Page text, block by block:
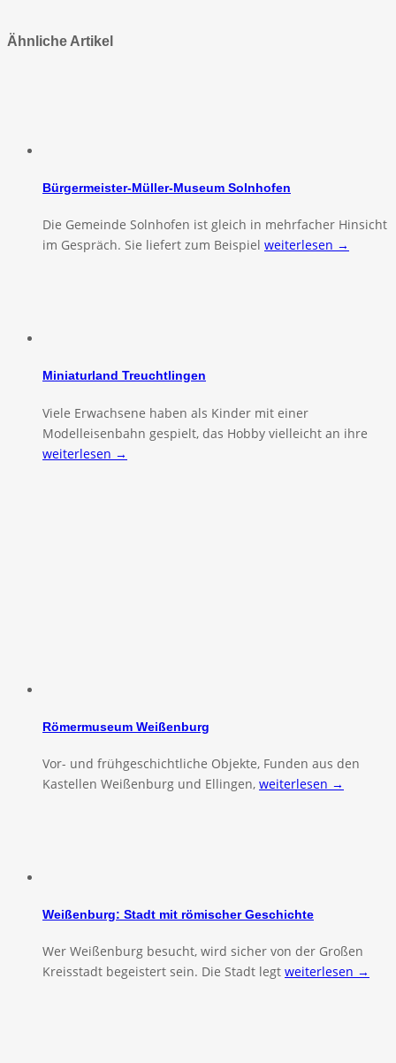
Ähnliche Artikel
Bürgermeister-Müller-Museum Solnhofen
Die Gemeinde Solnhofen ist gleich in mehrfacher Hinsicht
im Gespräch. Sie liefert zum Beispiel weiterlesen →
Miniaturland Treuchtlingen
Viele Erwachsene haben als Kinder mit einer
Modelleisenbahn gespielt, das Hobby vielleicht an ihre
weiterlesen →
Römermuseum Weißenburg
Vor- und frühgeschichtliche Objekte, Funden aus den
Kastellen Weißenburg und Ellingen, weiterlesen →
Weißenburg: Stadt mit römischer Geschichte
Wer Weißenburg besucht, wird sicher von der Großen
Kreisstadt begeistert sein. Die Stadt legt weiterlesen →